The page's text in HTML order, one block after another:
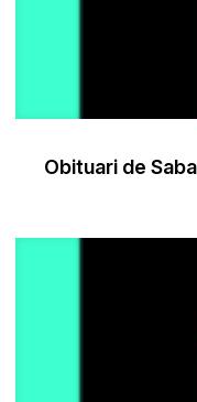
Obituari de